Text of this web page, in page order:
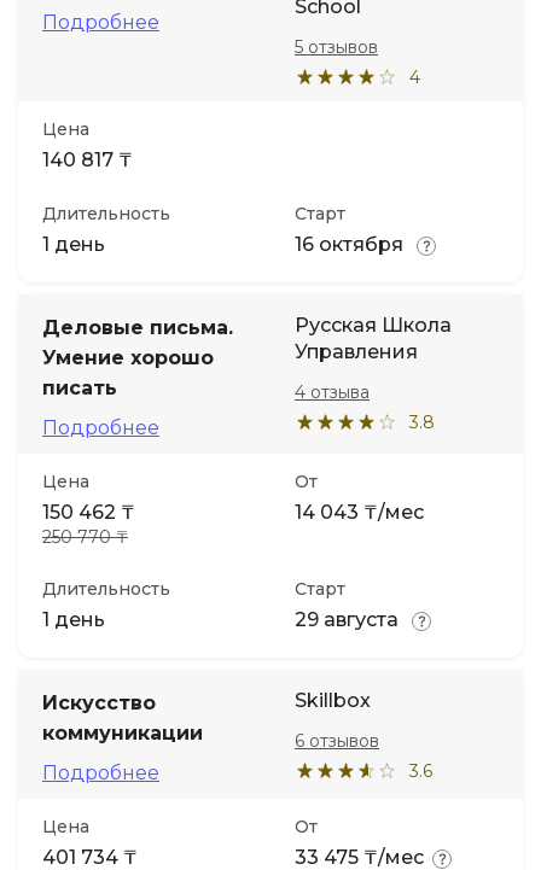
Подробнее
School
4
5 отзывов
Цена
140 817 ₸
Длительность
1 день
Старт
16 октября
Деловые письма.
Умение хорошо
писать
Подробнее
Русская Школа
Управления
3.8
4 отзыва
Цена
150 462 ₸
250 770 ₸
От
14 043 ₸/мес
Длительность
1 день
Старт
29 августа
Искусство
коммуникации
Подробнее
Skillbox
3.6
6 отзывов
Цена
401 734 ₸
От
33 475 ₸/мес